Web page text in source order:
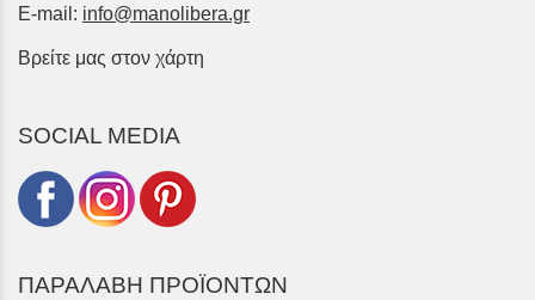
E-mail: info@manolibera.gr
Βρείτε μας στον χάρτη
SOCIAL MEDIA
ΠΑΡΑΛΑΒΗ ΠΡΟΪΟΝΤΩΝ